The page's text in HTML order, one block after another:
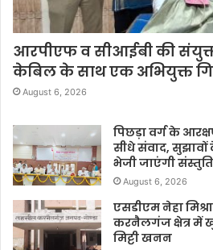
आरपीएफ व सीआईबी की
केबिल के साथ एक अभियुक्त
August 6, 2026
पिछड़ा वर्ग के
सीधे संवाद,
भेजी जाएंगी
August 6, 2026
एसडीएम नेहा
करनैलगंज क्षेत्र में
मिट्टी खनन